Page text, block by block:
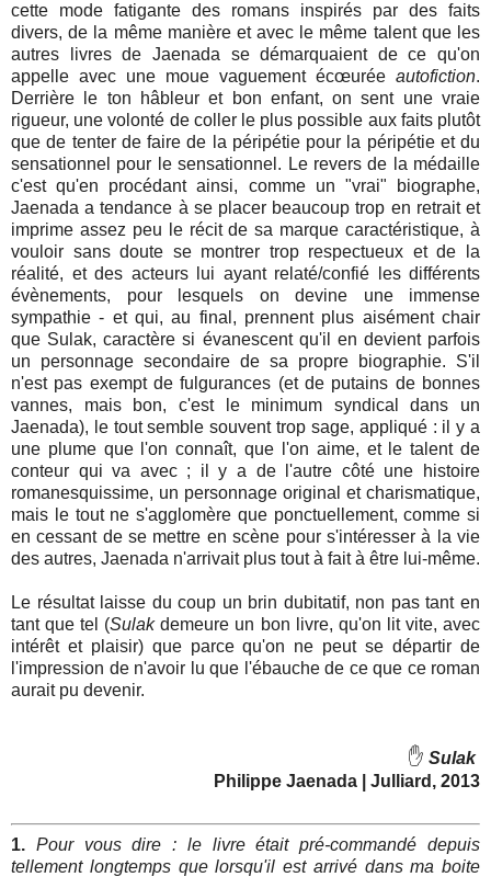
cette mode fatigante des romans inspirés par des faits
divers, de la même manière et avec le même talent que les
autres livres de Jaenada se démarquaient de ce qu'on
appelle avec une moue vaguement écœurée autofiction.
Derrière le ton hâbleur et bon enfant, on sent une vraie
rigueur, une volonté de coller le plus possible aux faits plutôt
que de tenter de faire de la péripétie pour la péripétie et du
sensationnel pour le sensationnel. Le revers de la médaille
c'est qu'en procédant ainsi, comme un "vrai" biographe,
Jaenada a tendance à se placer beaucoup trop en retrait et
imprime assez peu le récit de sa marque caractéristique, à
vouloir sans doute se montrer trop respectueux et de la
réalité, et des acteurs lui ayant relaté/confié les différents
évènements, pour lesquels on devine une immense
sympathie - et qui, au final, prennent plus aisément chair
que Sulak, caractère si évanescent qu'il en devient parfois
un personnage secondaire de sa propre biographie. S'il
n'est pas exempt de fulgurances (et de putains de bonnes
vannes, mais bon, c'est le minimum syndical dans un
Jaenada), le tout semble souvent trop sage, appliqué : il y a
une plume que l'on connaît, que l'on aime, et le talent de
conteur qui va avec ; il y a de l'autre côté une histoire
romanesquissime, un personnage original et charismatique,
mais le tout ne s'agglomère que ponctuellement, comme si
en cessant de se mettre en scène pour s'intéresser à la vie
des autres, Jaenada n'arrivait plus tout à fait à être lui-même.
Le résultat laisse du coup un brin dubitatif, non pas tant en
tant que tel (Sulakdemeure un bon livre, qu'on lit vite, avec
intérêt et plaisir) que parce qu'on ne peut se départir de
l'impression de n'avoir lu que l'ébauche de ce que ce roman
aurait pu devenir.
✋ Sulak
Philippe Jaenada | Julliard, 2013
1. Pour vous dire : le livre était pré-commandé depuis
tellement longtemps que lorsqu'il est arrivé dans ma boite